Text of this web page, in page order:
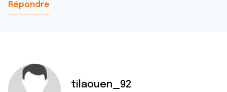
Répondre
tilaouen_92